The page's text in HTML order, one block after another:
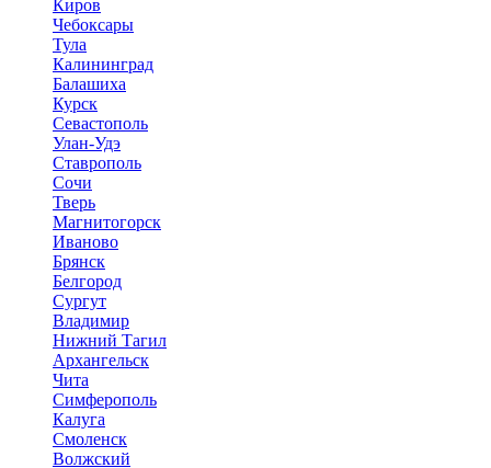
Киров
Чебоксары
Тула
Калининград
Балашиха
Курск
Севастополь
Улан-Удэ
Ставрополь
Сочи
Тверь
Магнитогорск
Иваново
Брянск
Белгород
Сургут
Владимир
Нижний Тагил
Архангельск
Чита
Симферополь
Калуга
Смоленск
Волжский